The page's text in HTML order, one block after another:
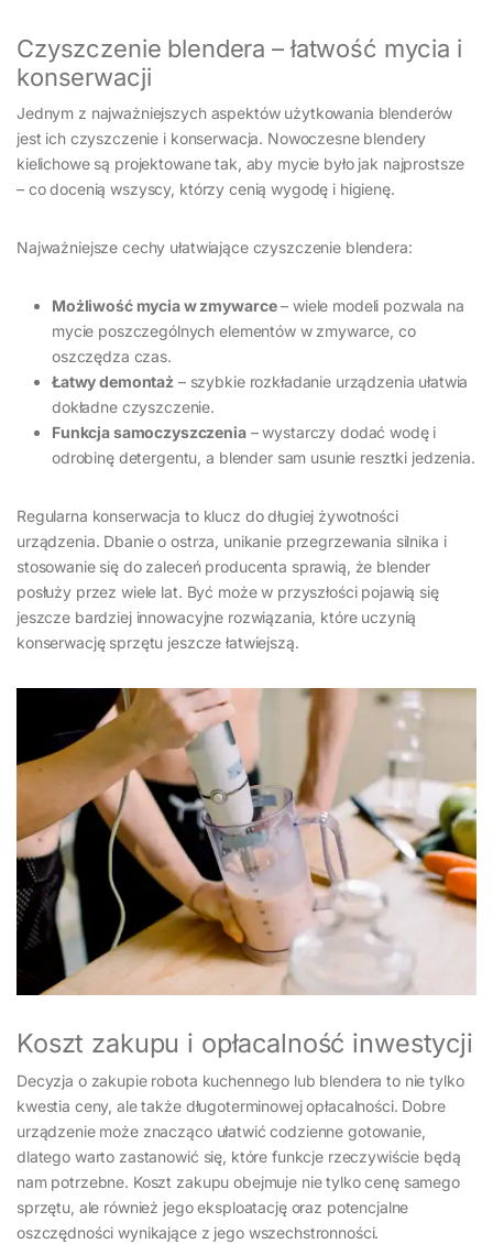
Czyszczenie blendera – łatwość mycia i
konserwacji
Jednym z najważniejszych aspektów użytkowania blenderów
jest ich czyszczenie i konserwacja. Nowoczesne blendery
kielichowe są projektowane tak, aby mycie było jak najprostsze
– co docenią wszyscy, którzy cenią wygodę i higienę.
Najważniejsze cechy ułatwiające czyszczenie blendera:
Możliwość mycia w zmywarce– wiele modeli pozwala na
mycie poszczególnych elementów w zmywarce, co
oszczędza czas.
Łatwy demontaż – szybkie rozkładanie urządzenia ułatwia
dokładne czyszczenie.
Funkcja samoczyszczenia– wystarczy dodać wodę i
odrobinę detergentu, a blender sam usunie resztki jedzenia.
Regularna konserwacja to klucz do długiej żywotności
urządzenia. Dbanie o ostrza, unikanie przegrzewania silnika i
stosowanie się do zaleceń producenta sprawią, że blender
posłuży przez wiele lat. Być może w przyszłości pojawią się
jeszcze bardziej innowacyjne rozwiązania, które uczynią
konserwację sprzętu jeszcze łatwiejszą.
Koszt zakupu i opłacalność inwestycji
Decyzja o zakupie robota kuchennego lub blendera to nie tylko
kwestia ceny, ale także długoterminowej opłacalności. Dobre
urządzenie może znacząco ułatwić codzienne gotowanie,
dlatego warto zastanowić się, które funkcje rzeczywiście będą
nam potrzebne. Koszt zakupu obejmuje nie tylko cenę samego
sprzętu, ale również jego eksploatację oraz potencjalne
oszczędności wynikające z jego wszechstronności.